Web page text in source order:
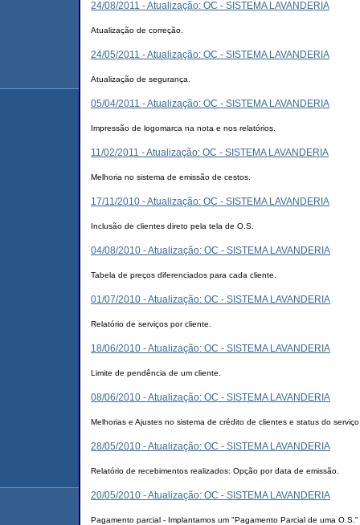
24/08/2011 - Atualização: OC - SISTEMA LAVANDERIA
Atualização de correção.
24/05/2011 - Atualização: OC - SISTEMA LAVANDERIA
Atualização de segurança.
05/04/2011 - Atualização: OC - SISTEMA LAVANDERIA
Impressão de logomarca na nota e nos relatórios.
11/02/2011 - Atualização: OC - SISTEMA LAVANDERIA
Melhoria no sistema de emissão de cestos.
17/11/2010 - Atualização: OC - SISTEMA LAVANDERIA
Inclusão de clientes direto pela tela de O.S.
04/08/2010 - Atualização: OC - SISTEMA LAVANDERIA
Tabela de preços diferenciados para cada cliente.
01/07/2010 - Atualização: OC - SISTEMA LAVANDERIA
Relatório de serviços por cliente.
18/06/2010 - Atualização: OC - SISTEMA LAVANDERIA
Limite de pendência de um cliente.
08/06/2010 - Atualização: OC - SISTEMA LAVANDERIA
Melhorias e Ajustes no sistema de crédito de clientes e status do
28/05/2010 - Atualização: OC - SISTEMA LAVANDERIA
Relatório de recebimentos realizados: Opção por data de emissão.
20/05/2010 - Atualização: OC - SISTEMA LAVANDERIA
Pagamento parcial - Implantamos um "Pagamento Parcial de uma